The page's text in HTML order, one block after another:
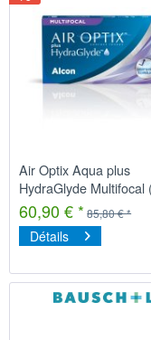
Air Optix Aqua plus
HydraGlyde Multifocal
60,90 € * 85,80 € *
Détails